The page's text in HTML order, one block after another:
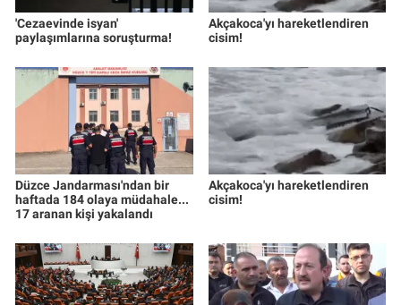
'Cezaevinde isyan'
paylaşımlarına soruşturma!
Akçakoca'yı hareketlendiren
cisim!
Düzce Jandarması'ndan bir
haftada 184 olaya müdahale...
17 aranan kişi yakalandı
Akçakoca'yı hareketlendiren
cisim!